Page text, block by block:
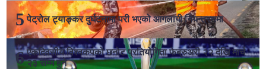
पेट्रोल ट्याङ्कर दुर्घटनामा परी भएको आगलागी नियन्त्रणमा
एकदिवसीय विश्वकपको छनोट प्रतियोगिता फेब्रुअरी २२ देखि मार्च
२३ सम्म हुने